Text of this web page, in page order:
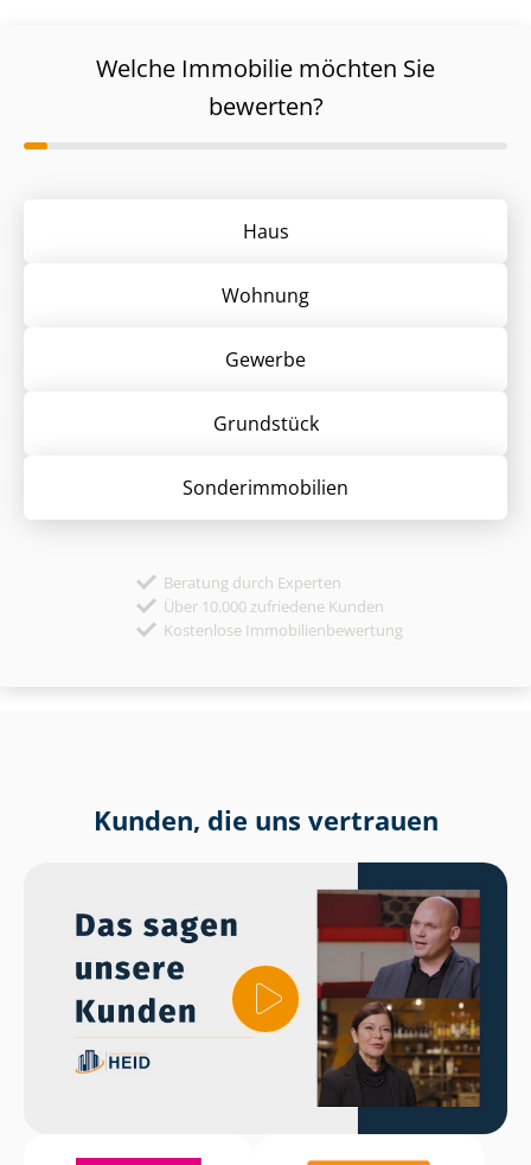
Welche Immobilie möchten Sie
bewerten?
Haus
Wohnung
Gewerbe
Grund­stück
Sonder­immobilien
Beratung durch Experten
Über 10.000 zufriedene Kunden
Kostenlose Immobilienbewertung
Kunden, die uns vertrauen